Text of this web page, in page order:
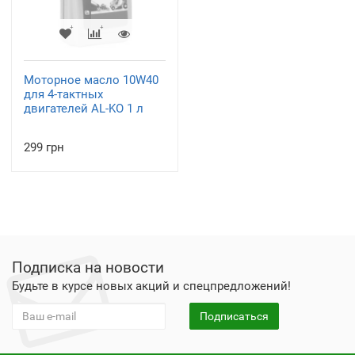
Моторное масло 10W40
для 4-тактных
двигателей AL-KO 1 л
299 грн
Подписка на новости
Будьте в курсе новых акций и спецпредложений!
Подписаться